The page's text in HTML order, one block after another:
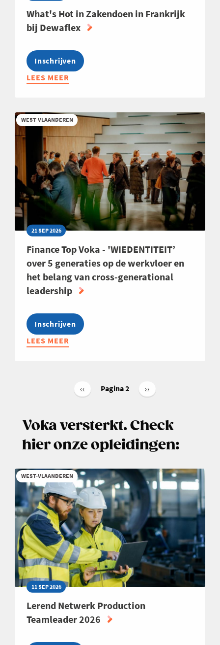
What's Hot in Zakendoen in Frankrijk
bij Dewaflex
Inschrijven
LEES MEER
ABOUT
IN
ZAKENDOEN
FRANKRIJK
BIJ
DEWAFLEX
WEST-VLAANDEREN
21 SEP 2026
Finance Top Voka - 'WIEDENTITEIT’
over 5 generaties op de werkvloer en
het belang van cross-generational
leadership
Inschrijven
LEES MEER
ABOUT
5
OP
WERKVLOER
EN
HET
BELANG
VAN
CROSS-
GENERATIONAL
LEADERSHIP
Vorige
pagina
‹‹ Pagina 2
Volgende
pagina
››
Voka versterkt. Check
hier onze opleidingen:
WEST-VLAANDEREN
11 SEP 2026
Lerend Netwerk Production
Teamleader 2026